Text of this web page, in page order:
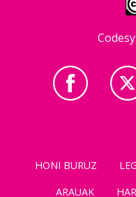
HONI BURUZ
ARAUAK